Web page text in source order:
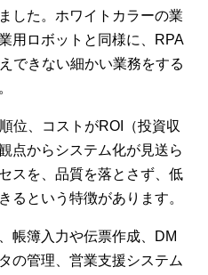
した。ホワイトカラーの業
用ロボットと同様に、RPA
できない細かい業務をする
位、コストがROI（投資収
点からシステム化が見送ら
スを、品質を落とさず、低
るという特徴があります。
帳簿入力や伝票作成、DM
の管理、営業支援システム